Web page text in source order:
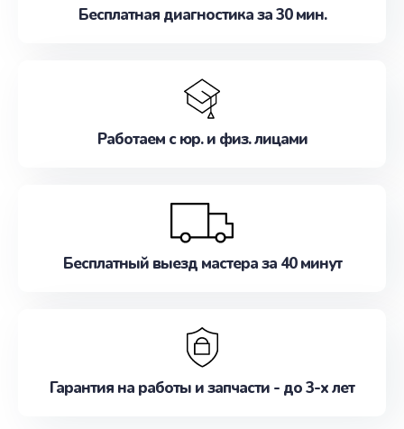
Бесплатная диагностика за 30 мин.
Работаем с юр. и физ. лицами
Бесплатный выезд мастера за 40 минут
Гарантия на работы и запчасти - до 3-х лет